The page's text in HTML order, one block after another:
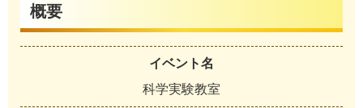
概要
イベント名
科学実験教室